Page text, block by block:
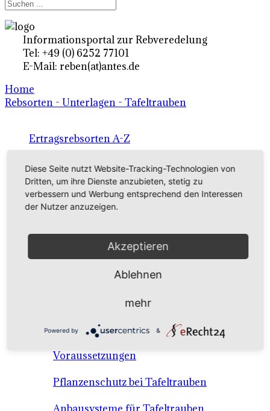
Informationsportal zur Rebveredelung
Tel: +49 (0) 6252 77101
E-Mail: reben(at)antes.de
Home
Rebsorten - Unterlagen - Tafeltrauben
Ertragsrebsorten A-Z
Rebsorten international
Tafeltraubensorten
Anbausysteme & Recht
Voraussetzungen
Pflanzenschutz bei Tafeltrauben
Diese Seite nutzt Website-Tracking-Technologien von
Dritten, um ihre Dienste anzubieten, stetig zu
verbessern und Werbung entsprechend den Interessen
der Nutzer anzuzeigen.
Akzeptieren
Ablehnen
mehr
Powered by &